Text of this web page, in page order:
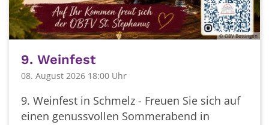
© OBV Bettingen
9. Weinfest
08. August 2026 18:00 Uhr
9. Weinfest in Schmelz - Freuen Sie sich auf
einen genussvollen Sommerabend in